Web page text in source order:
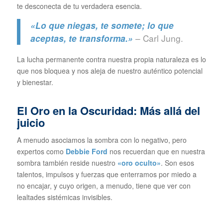
te desconecta de tu verdadera esencia.
«Lo que niegas, te somete; lo que
aceptas, te transforma.» – Carl Jung.
La lucha permanente contra nuestra propia naturaleza es lo
que nos bloquea y nos aleja de nuestro auténtico potencial
y bienestar.
El Oro en la Oscuridad: Más allá del
juicio
A menudo asociamos la sombra con lo negativo, pero
expertos como Debbie Ford nos recuerdan que en nuestra
sombra también reside nuestro «oro oculto». Son esos
talentos, impulsos y fuerzas que enterramos por miedo a
no encajar, y cuyo origen, a menudo, tiene que ver con
lealtades sistémicas invisibles.